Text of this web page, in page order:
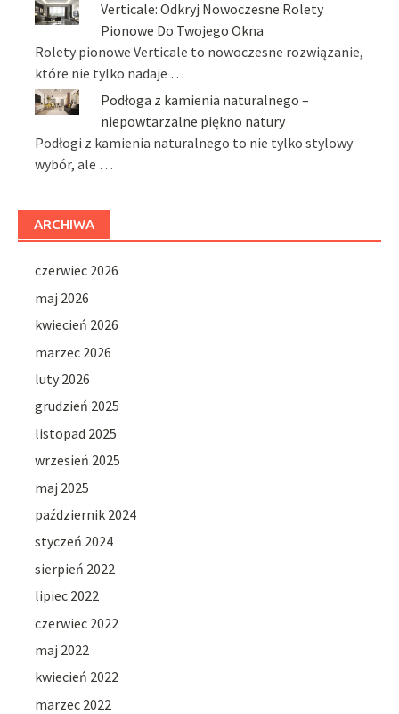
Verticale: Odkryj Nowoczesne Rolety
Pionowe Do Twojego Okna
Rolety pionowe Verticale to nowoczesne rozwiązanie,
które nie tylko nadaje …
Podłoga z kamienia naturalnego –
niepowtarzalne piękno natury
Podłogi z kamienia naturalnego to nie tylko stylowy
wybór, ale …
ARCHIWA
czerwiec 2026
maj 2026
kwiecień 2026
marzec 2026
luty 2026
grudzień 2025
listopad 2025
wrzesień 2025
maj 2025
październik 2024
styczeń 2024
sierpień 2022
lipiec 2022
czerwiec 2022
maj 2022
kwiecień 2022
marzec 2022